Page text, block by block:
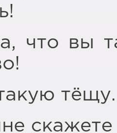
что вы